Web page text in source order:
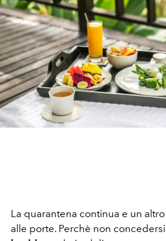
La quarantena continua e un
alle porte. Perchè non